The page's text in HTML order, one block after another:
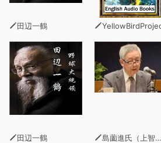
す。
・Charles and Mary Lamb's
edited by Yu Okubo translated
田辺一鶴
田辺一鶴 島薗進氏（上智大学グリーフケア研究所長）